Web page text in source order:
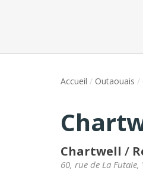
Accueil / Outaouais /
Chartwell /
60, rue de La Futaie,